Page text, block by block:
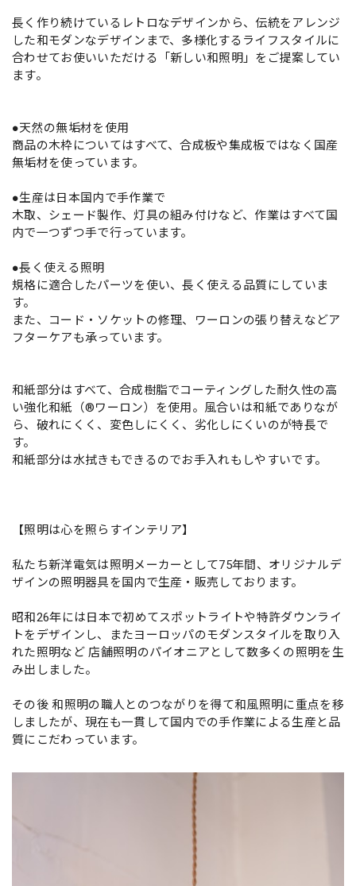
長く作り続けているレトロなデザインから、伝統をアレンジ
した和モダンなデザインまで、多様化するライフスタイルに
合わせてお使いいただける「新しい和照明」をご提案してい
ます。
●天然の無垢材を使用
商品の木枠についてはすべて、合成板や集成板ではなく国産
無垢材を使っています。
●生産は日本国内で手作業で
木取、シェード製作、灯具の組み付けなど、作業はすべて国
内で一つずつ手で行っています。
●長く使える照明
規格に適合したパーツを使い、長く使える品質にしていま
す。
また、コード・ソケットの修理、ワーロンの張り替えなどア
フターケアも承っています。
和紙部分はすべて、合成樹脂でコーティングした耐久性の高
い強化和紙（®ワーロン）を使用。風合いは和紙でありなが
ら、破れにくく、変色しにくく、劣化しにくいのが特長で
す。
和紙部分は水拭きもできるのでお手入れもしやすいです。
【照明は心を照らすインテリア】
私たち新洋電気は照明メーカーとして75年間、オリジナルデ
ザインの照明器具を国内で生産・販売しております。
昭和26年には日本で初めてスポットライトや特許ダウンライ
トをデザインし、またヨーロッパのモダンスタイルを取り入
れた照明など 店舗照明のパイオニアとして数多くの照明を生
み出しました。
その後 和照明の職人とのつながりを得て和風照明に重点を移
しましたが、現在も一貫して国内での手作業による生産と品
質にこだわっています。